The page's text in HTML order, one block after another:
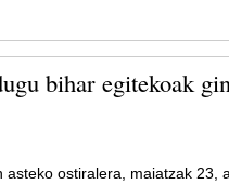
bihar egitekoak
ostiralera, maiatzak 23,